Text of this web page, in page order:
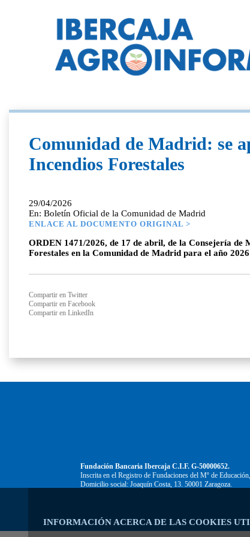
INFORMACIÓN ACERCA DE LAS COOKIES
Comunidad de Madrid: se
Incendios Forestales
29/04/2026
En: Boletín Oficial de la Comunidad de Madrid
ENLACE AL DOCUMENTO ORIGINAL >
ORDEN 1471/2026, de 17 de abril, de la Consejería
Forestales en la Comunidad de Madrid para el año 2026
Compartir en Twitter
Compartir en Facebook
Compartir en LinkedIn
Fundación Bancaria Ibercaja C.I.F. G-50000652.
Inscrita en el Registro de Fundaciones del Mº de
Domicilio social: Joaquín Costa, 13. 50001 Zaragoza.